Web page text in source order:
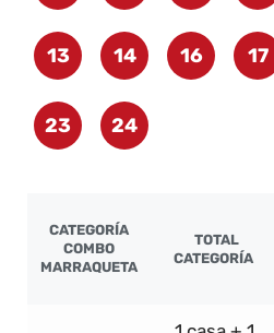
13 14 16 17
23 24
CATEGORÍA
COMBO
MARRAQUETA
TOTAL
CATEGORÍA